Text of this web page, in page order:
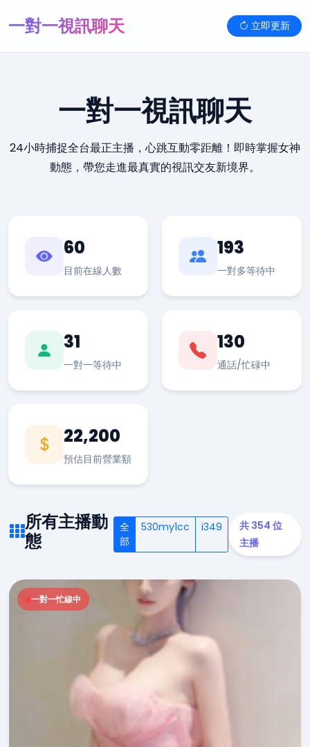
一對一視訊聊天 立即更新
一對一視訊聊天
24小時捕捉全台最正主播，心跳互動零距離！即時掌握女神
動態，帶您走進最真實的視訊交友新境界。
60
目前在線人數
193
一對多等待中
31
一對一等待中
130
通話/忙碌中
22,200
預估目前營業額
所有主播動
態
全
部
530my1cc i349
共 354 位
主播
一對一忙線中